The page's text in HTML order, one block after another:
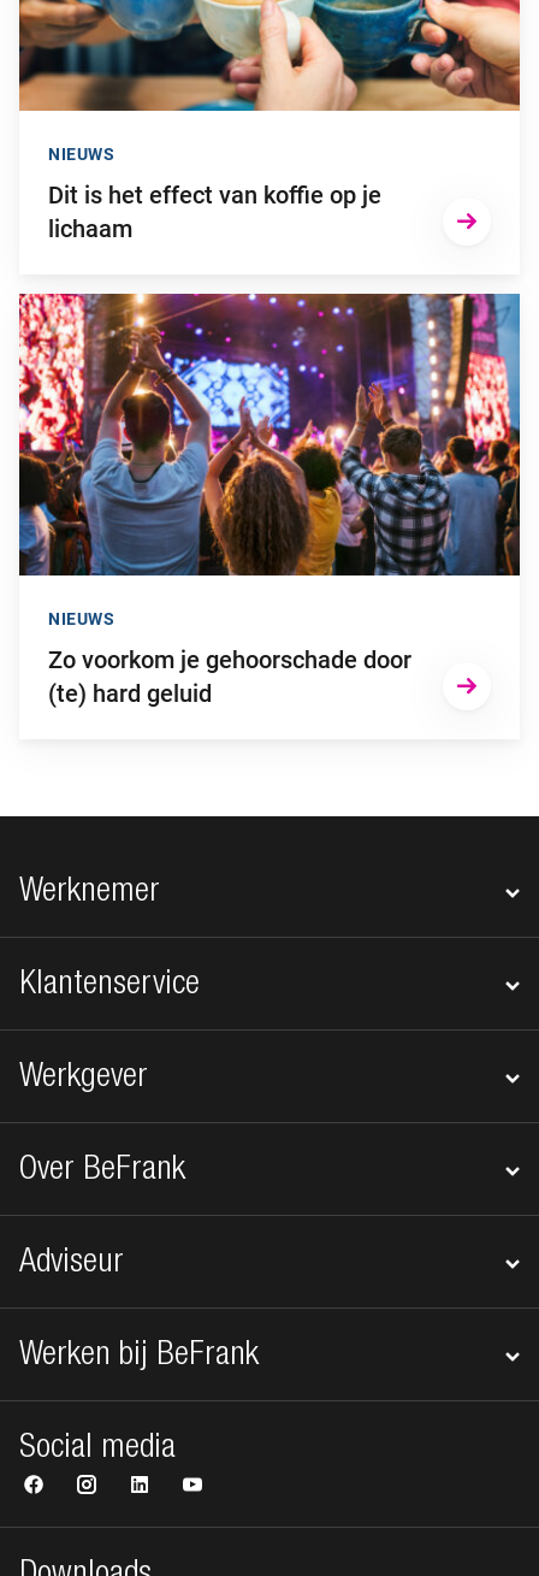
Dit is het effect van koffie op je
lichaam
NIEUWS
Ga naar “Zo voorkom je gehoorschade door (te) hard geluid”
Zo voorkom je gehoorschade door
(te) hard geluid
NIEUWS
Footer navigatie
Werknemer
Klantenservice
Werkgever
Over BeFrank
Adviseur
Werken bij BeFrank
Social media